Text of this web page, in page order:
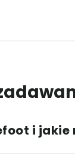
i jakie